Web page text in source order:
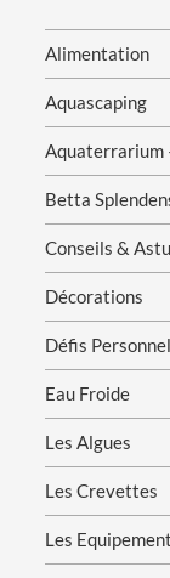
Alimentation
Aquascaping
Aquaterrarium
Betta
Conseils &
Décorations
Défis
Eau Froide
Les Algues
Les Crevettes
Les